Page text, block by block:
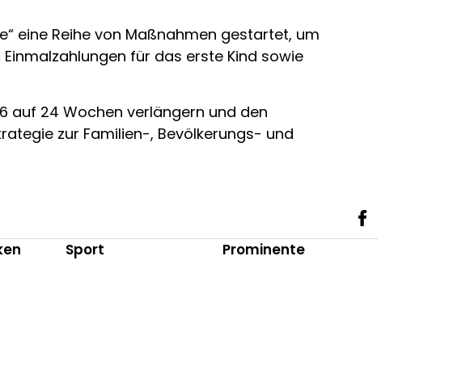
eine Reihe von Maßnahmen gestartet, um
für das erste Kind sowie
auf 24 Wochen verlängern und den
zur Familien-, Bevölkerungs- und
Sport Prominente